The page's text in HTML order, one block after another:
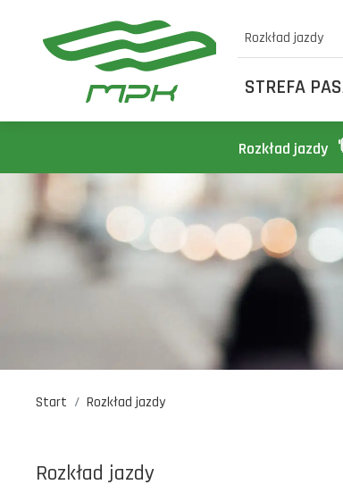
Rozkład jazdy
STREFA
Rozkład jazdy
Start Rozkład jazdy
Rozkład jazdy